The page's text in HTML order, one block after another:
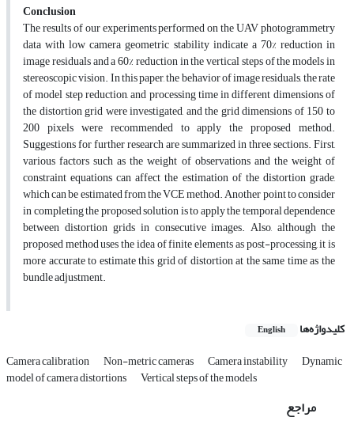
Conclusion
The results of our experiments performed on the UAV photogrammetry
data with low camera geometric stability indicate a 70% reduction in
image residuals and a 60% reduction in the vertical steps of the models in
stereoscopic vision. In this paper, the behavior of image residuals, the rate
of model step reduction, and processing time in different dimensions of
the distortion grid were investigated, and the grid dimensions of 150 to
200 pixels were recommended to apply the proposed method.
Suggestions for further research are summarized in three sections. First,
various factors such as the weight of observations and the weight of
constraint equations can affect the estimation of the distortion grade,
which can be estimated from the VCE method. Another point to consider
in completing the proposed solution is to apply the temporal dependence
between distortion grids in consecutive images. Also, although the
proposed method uses the idea of finite elements as post-processing, it is
more accurate to estimate this grid of distortion at the same time as the
bundle adjustment.
کلیدواژه‌ها English
Camera calibration Non-metric cameras Camera instability Dynamic
model of camera distortions Vertical steps of the models
مراجع